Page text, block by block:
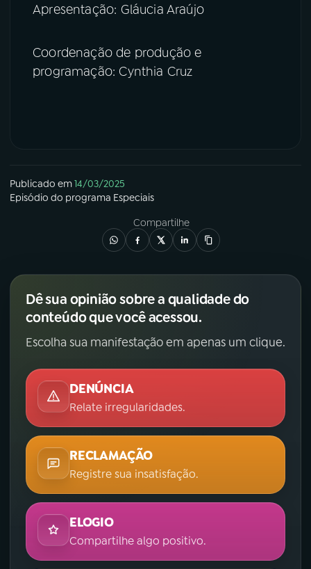
Apresentação: Gláucia Araújo
Coordenação de produção e
programação: Cynthia Cruz
Publicado em14/03/2025
Episódio do programa Especiais
Compartilhe
Dê sua opinião sobre a qualidade do
conteúdo que você acessou.
Escolha sua manifestação em apenas um clique.
DENÚNCIA
Relate irregularidades.
RECLAMAÇÃO
Registre sua insatisfação.
ELOGIO
Compartilhe algo positivo.